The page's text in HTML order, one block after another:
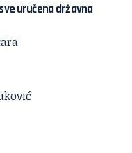
uručena državna